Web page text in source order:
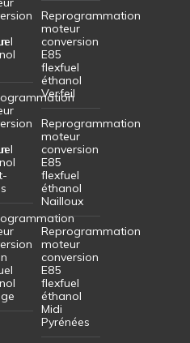
Reprogrammation
moteur
conversion
E85
flexfuel
éthanol
Verfeil
Reprogrammation
moteur
conversion
E85
flexfuel
éthanol
Nailloux
Reprogrammation
moteur
conversion
E85
flexfuel
éthanol
Midi
Pyrénées